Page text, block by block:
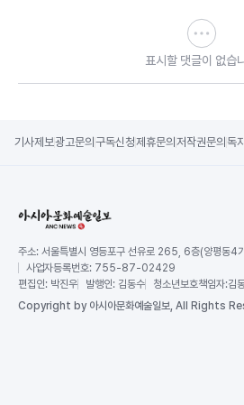
표시할 댓글이 없습
기사제보광고문의 구독신청제휴문의 저작권문의 독
주소: 서울특별시 영등포구 선유로 265, 6층(양평동4
사업자등록번호: 755-87-02429
편집인: 박진우 발행인: 김동수 청소년보호책임자:김
Copyright by 아시아문화예술일보, All Rights